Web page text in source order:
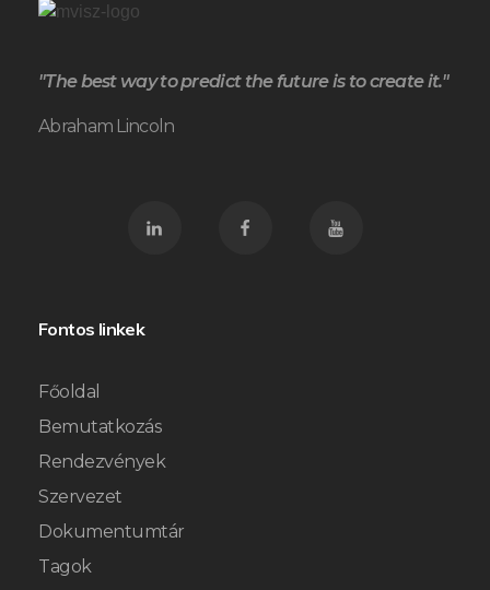
"The best way to predict the future is to create it."
Abraham Lincoln
Fontos linkek
Főoldal
Bemutatkozás
Rendezvények
Szervezet
Dokumentumtár
Tagok